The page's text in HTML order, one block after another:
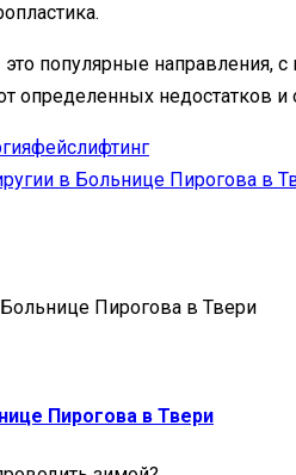
это популярные
определенных недостатков
фейслифтинг
в Больнице Пирогова в
Пирогова в Твери